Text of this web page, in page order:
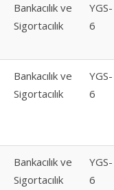
Bankacılık ve
Sigortacılık
YGS-
6
Bankacılık ve
Sigortacılık
YGS-
6
Bankacılık ve
Sigortacılık
YGS-
6